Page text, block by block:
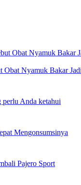
Obat Nyamuk Bakar
Anda ketahui
Mengonsumsinya
Pajero Sport